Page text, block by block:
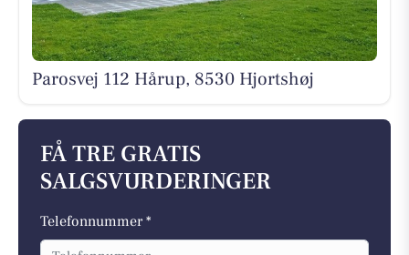
Parosvej 112 Hårup, 8530 Hjortshøj
FÅ TRE GRATIS
SALGSVURDERINGER
Telefonnummer *